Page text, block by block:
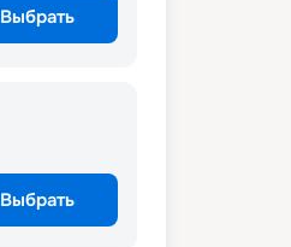
Выбрать
Выбрать